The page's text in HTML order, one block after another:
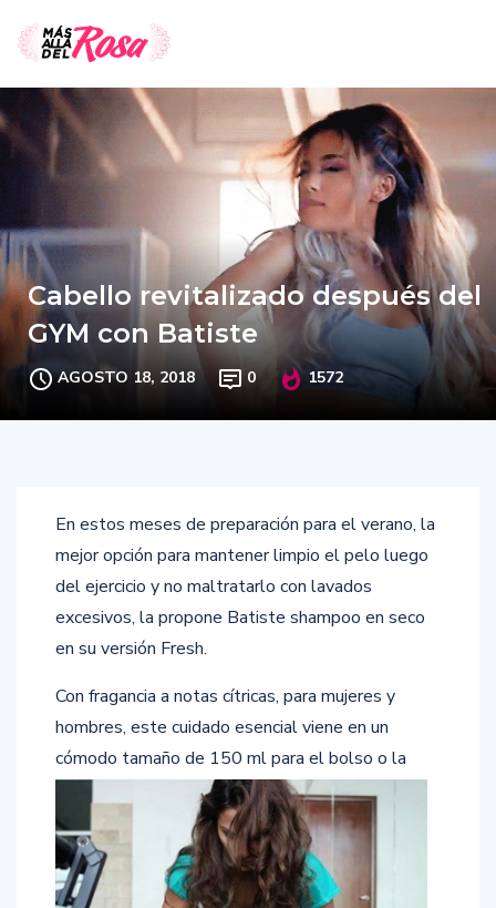
Cabello revitalizado después del
GYM con Batiste
AGOSTO 18, 2018 0 1572
En estos meses de preparación para el verano, la
mejor opción para mantener limpio el pelo luego
del ejercicio y no maltratarlo con lavados
excesivos, la propone Batiste shampoo en seco
en su versión Fresh.
Con fragancia a notas cítricas, para mujeres y
hombres, este cuidado esencial viene en un
cómodo tamaño de 150 mlpara el bolso o la